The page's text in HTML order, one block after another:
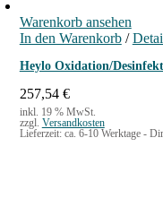
Warenkorb ansehen
In den Warenkorb /
Heylo Oxidation/
257,54 €
inkl. 19 % MwSt.
zzgl. Versandkosten
Lieferzeit: ca. 6-10 Werktage -